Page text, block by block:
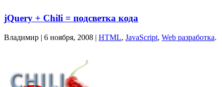
jQuery + Chili = подсветка кода
Владимир | 6 ноября, 2008 | HTML, JavaScript, Web разработка.